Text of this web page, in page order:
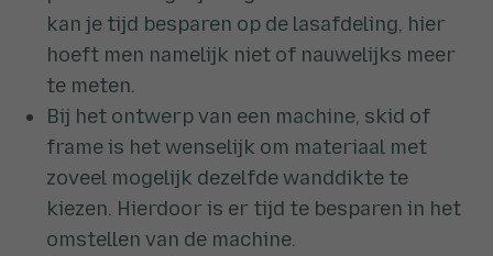
kan je tijd besparen op de lasafdeling, hier
hoeft men namelijk niet of nauwelijks meer
te meten.
Bij het ontwerp van een machine, skid of
frame is het wenselijk om materiaal met
zoveel mogelijk dezelfde wanddikte te
kiezen. Hierdoor is er tijd te besparen in het
omstellen van de machine.